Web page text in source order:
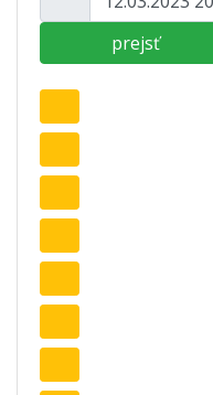
prejsť